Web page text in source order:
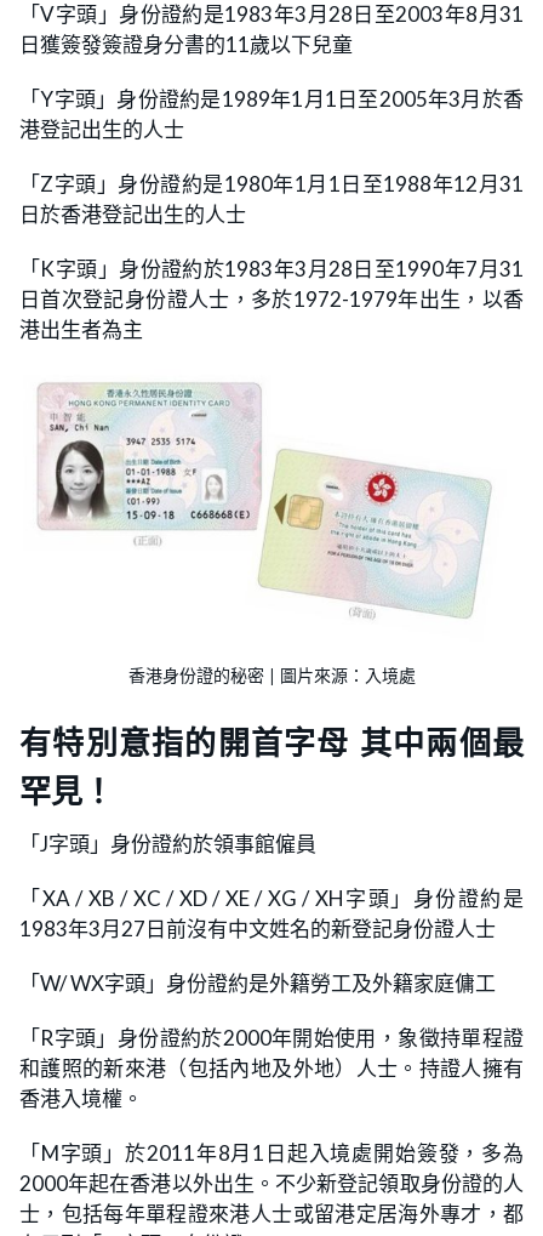
「V字頭」身份證約是1983年3月28日至2003年8月31
日獲簽發簽證身分書的11歲以下兒童
「Y字頭」身份證約是1989年1月1日至2005年3月於香
港登記出生的人士
「Z字頭」身份證約是1980年1月1日至1988年12月31
日於香港登記出生的人士
「K字頭」身份證約於1983年3月28日至1990年7月31
日首次登記身份證人士，多於1972-1979年出生，以香
港出生者為主
香港身份證的秘密 | 圖片來源：入境處
有特別意指的開首字母 其中兩個最
罕見！
「J字頭」身份證約於領事館僱員
「XA / XB / XC / XD / XE / XG / XH字頭」身份證約是
1983年3月27日前沒有中文姓名的新登記身份證人士
「W/ WX字頭」身份證約是外籍勞工及外籍家庭傭工
「R字頭」身份證約於2000年開始使用，象徵持單程證
和護照的新來港（包括內地及外地）人士。持證人擁有
香港入境權。
「M字頭」於2011年8月1日起入境處開始簽發，多為
2000年起在香港以外出生。不少新登記領取身份證的人
士，包括每年單程證來港人士或留港定居海外專才，都